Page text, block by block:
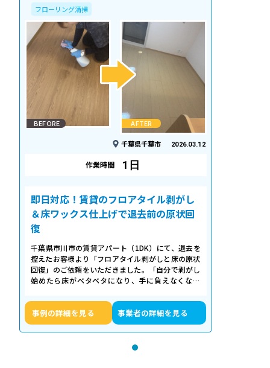
フローリング清掃
BEFORE AFTER
千葉県千葉市 2026.03.12
作業時間 1日
即日対応！賃貸のフロアタイル剥がし
＆床ワックス仕上げで退去前の原状回
復
千葉県市川市の賃貸アパート（1DK）にて、退去を
控えたお客様より「フロアタイル剥がしと床の原状
回復」のご依頼をいただきました。「自分で剥がし
始めたら床がベタベタになり、手に負えなくなっ
事例の詳細を見る 事業者の詳細を見る